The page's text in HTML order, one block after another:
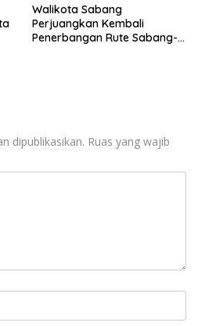
Walikota Sabang
Perjuangkan Kembali
Penerbangan Rute Sabang-
dipublikasikan. Ruas yang wajib